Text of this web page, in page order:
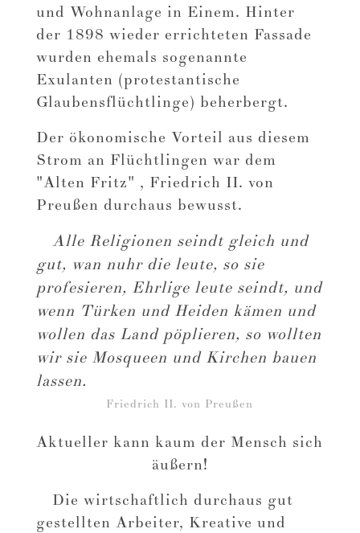
und Wohnanlage in Einem. Hinter
der 1898 wieder errichteten Fassade
wurden ehemals sogenannte
Exulanten (protestantische
Glaubensflüchtlinge) beherbergt.
Der ökonomische Vorteil aus diesem
Strom an Flüchtlingen war dem
"Alten Fritz" , Friedrich II. von
Preußen durchaus bewusst.
Alle Religionen seindt gleich und
gut, wan nuhr die leute, so sie
profesieren, Ehrlige leute seindt, und
wenn Türken und Heiden kämen und
wollen das Land pöplieren, so wollten
wir sie Mosqueen und Kirchen bauen
lassen.
Friedrich II. von Preußen
Aktueller kann kaum der Mensch sich
äußern!
Die wirtschaftlich durchaus gut
gestellten Arbeiter, Kreative und